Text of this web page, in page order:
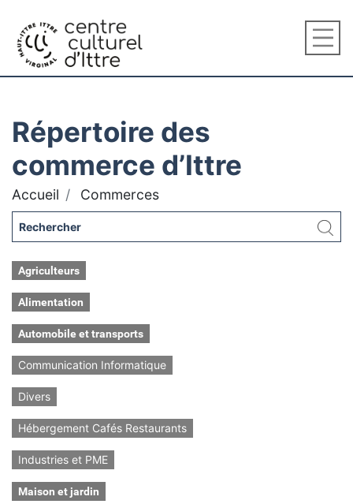
Répertoire des
commerce d’Ittre
Accueil Commerces
Agriculteurs
Alimentation
Automobile et transports
Communication Informatique
Divers
Hébergement Cafés Restaurants
Industries et PME
Maison et jardin